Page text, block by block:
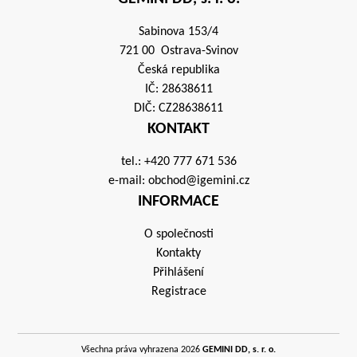
Sabinova 153/4
721 00 Ostrava-Svinov
Česká republika
IČ: 28638611
DIČ: CZ28638611
KONTAKT
tel.: +420 777 671 536
e-mail: obchod@igemini.cz
INFORMACE
O společnosti
Kontakty
Přihlášení
Registrace
Všechna práva vyhrazena 2026 GEMINI DD, s. r. o.